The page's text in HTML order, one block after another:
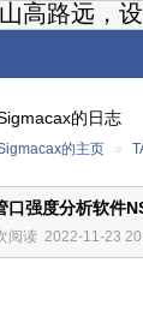
高路远，
的日志
的主页 »
口强度分析软件
阅读 2022-11-23